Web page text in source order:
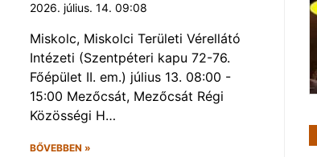
2026. július. 14. 09:08
Miskolc, Miskolci Területi Vérellátó
Intézeti (Szentpéteri kapu 72-76.
Főépület II. em.) július 13. 08:00 -
15:00 Mezőcsát, Mezőcsát Régi
Közösségi H…
BŐVEBBEN »